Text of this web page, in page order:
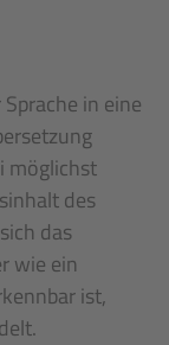
in eine
möglichst
des
das
wie ein
ist,